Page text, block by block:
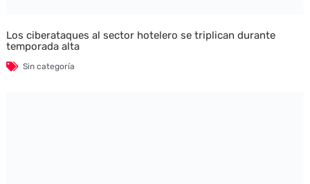
Los ciberataques al sector hotelero se triplican durante
temporada alta
Sin categoría